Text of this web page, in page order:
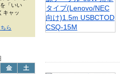
「いい
キャッ
ら
金
土